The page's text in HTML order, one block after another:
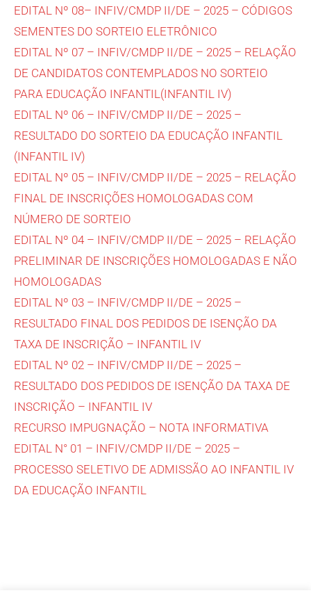
EDITAL Nº 08– INFIV/CMDP II/DE – 2025 – CÓDIGOS
SEMENTES DO SORTEIO ELETRÔNICO
EDITAL Nº 07 – INFIV/CMDP II/DE – 2025 – RELAÇÃO
DE CANDIDATOS CONTEMPLADOS NO SORTEIO
PARA EDUCAÇÃO INFANTIL(INFANTIL IV)
EDITAL Nº 06 – INFIV/CMDP II/DE – 2025 –
RESULTADO DO SORTEIO DA EDUCAÇÃO INFANTIL
(INFANTIL IV)
EDITAL Nº 05 – INFIV/CMDP II/DE – 2025 – RELAÇÃO
FINAL DE INSCRIÇÕES HOMOLOGADAS COM
NÚMERO DE SORTEIO
EDITAL Nº 04 – INFIV/CMDP II/DE – 2025 – RELAÇÃO
PRELIMINAR DE INSCRIÇÕES HOMOLOGADAS E NÃO
HOMOLOGADAS
EDITAL Nº 03 – INFIV/CMDP II/DE – 2025 –
RESULTADO FINAL DOS PEDIDOS DE ISENÇÃO DA
TAXA DE INSCRIÇÃO – INFANTIL IV
EDITAL Nº 02 – INFIV/CMDP II/DE – 2025 –
RESULTADO DOS PEDIDOS DE ISENÇÃO DA TAXA DE
INSCRIÇÃO – INFANTIL IV
RECURSO IMPUGNAÇÃO – NOTA INFORMATIVA
EDITAL N° 01 – INFIV/CMDP II/DE – 2025 –
PROCESSO SELETIVO DE ADMISSÃO AO INFANTIL IV
DA EDUCAÇÃO INFANTIL